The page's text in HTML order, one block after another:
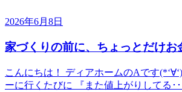
2026年6月8日
家づくりの前に、ちょっとだけお
こんにちは！ ディアホームのAです
ーに行くたびに 『また値上がりしてる･･